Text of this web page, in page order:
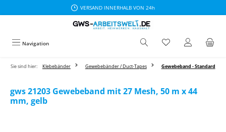
VERSAND INNERHALB VON 24h
Navigation
Sie sind hier: Klebebänder Gewebebänder / Duct-Tapes Gewebeband - Standard
gws 21203 Gewebeband mit 27 Mesh, 50 m x 44
mm, gelb